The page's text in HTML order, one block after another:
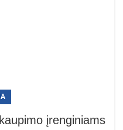
įrenginiams